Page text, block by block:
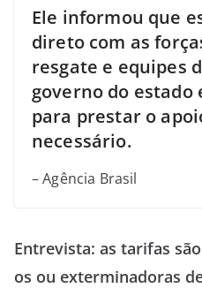
Ele informou que
direto com as
resgate e equipes
governo do estado
para prestar o
necessário.
– Agência Brasil
Entrevista: as tarifas
os ou exterminadoras